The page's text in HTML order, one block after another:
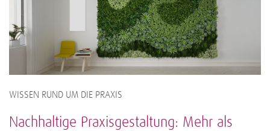
WISSEN RUND UM DIE PRAXIS
Nachhaltige Praxisgestaltung: Mehr als